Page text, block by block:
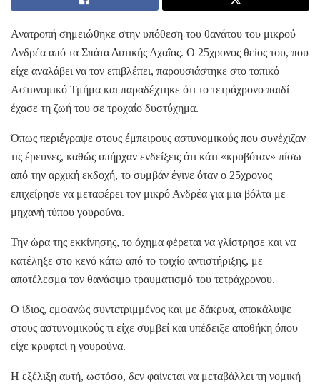
Ανατροπή σημειώθηκε στην υπόθεση του θανάτου του μικρού
Ανδρέα από τα Σπάτα Δυτικής Αχαΐας. Ο 25χρονος θείος του, που
είχε αναλάβει να τον επιβλέπει, παρουσιάστηκε στο τοπικό
Αστυνομικό Τμήμα και παραδέχτηκε ότι το τετράχρονο παιδί
έχασε τη ζωή του σε τροχαίο δυστύχημα.
Όπως περιέγραψε στους έμπειρους αστυνομικούς που συνέχιζαν
τις έρευνες, καθώς υπήρχαν ενδείξεις ότι κάτι «κρυβόταν» πίσω
από την αρχική εκδοχή, το συμβάν έγινε όταν ο 25χρονος
επιχείρησε να μεταφέρει τον μικρό Ανδρέα για μια βόλτα με
μηχανή τύπου γουρούνα.
Την ώρα της εκκίνησης, το όχημα φέρεται να γλίστρησε και να
κατέληξε στο κενό κάτω από το τοιχίο αντιστήριξης, με
αποτέλεσμα τον θανάσιμο τραυματισμό του τετράχρονου.
Ο ίδιος, εμφανώς συντετριμμένος και με δάκρυα, αποκάλυψε
στους αστυνομικούς τι είχε συμβεί και υπέδειξε αποθήκη όπου
είχε κρυφτεί η γουρούνα.
Η εξέλιξη αυτή, ωστόσο, δεν φαίνεται να μεταβάλλει τη νομική